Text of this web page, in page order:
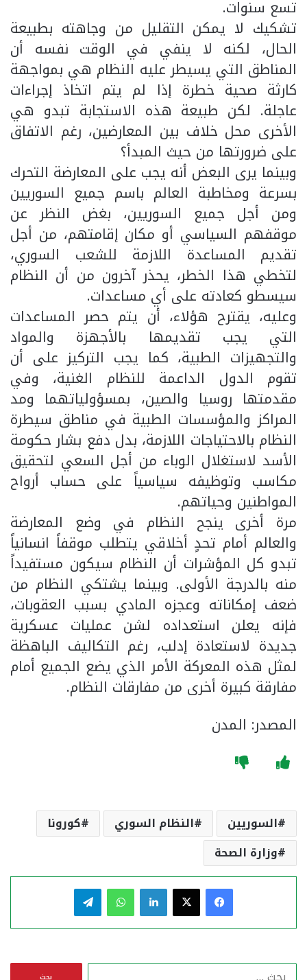
تسع سنوات.
تشكيك لا يمكن التقليل من وجاهته بطبيعة
الحال، لكنه لا ينفي في الوقت نفسه أن
المناطق التي يسيطر عليه النظام هي بمواجهة
كارثة صحية خطرة إذا لم يتم اتخاذ إجراءات
عاجلة. لكن طبيعة هذه الاستجابة تبدو هي
الأخرى محل خلاف بين المعارضين، رغم الاتفاق
على ضرورتها من حيث المبدأ؟
وبينما يرى البعض أنه يجب على المعارضة التحرك
بسرعة ومخاطبة العالم باسم جميع السوريين
ومن أجل جميع السوريين، بغض النظر عن
موقفهم السياسي أو مكان إقامتهم، من أجل
تقديم المساعدة اللازمة للشعب السوري،
لتخطي هذا الخطر، يحذر آخرون من أن النظام
سيسطو كعادته على أي مساعدات.
وعليه، يقترح هؤلاء، أن يتم حصر المساعدات
التي يجب تقديمها بالأجهزة والمواد
والتجهيزات الطبية، كما يجب التركيز على أن
تقوم الدول الداعمة للنظام الغنية، وفي
مقدمتها روسيا والصين، بمسؤولياتهما ومد
المراكز والمؤسسات الطبية في مناطق سيطرة
النظام بالاحتياجات اللازمة، بدل دفع بشار حكومة
الأسد لاستغلال الوباء من أجل السعي لتحقيق
مكاسب وتوظيفه سياسياً على حساب أرواح
المواطنين وحياتهم.
مرة أخرى ينجح النظام في وضع المعارضة
والعالم أمام تحدٍ أخلاقي يتطلب موقفاً انسانياً
تبدو كل المؤشرات أن النظام سيكون مستفيداً
منه بالدرجة الأولى. وبينما يشتكي النظام من
ضعف إمكاناته وعجزه المادي بسبب العقوبات،
فإنه يعلن استعداده لشن عمليات عسكرية
جديدة لاستعادة إدلب، رغم التكاليف الباهظة
لمثل هذه المعركة الأمر الذي يضع الجميع أمام
مفارقة كبيرة أخرى من مفارقات النظام.
المصدر: المدن
السوريين النظام السوري
كورونا
وزارة الصحة
فيسبوك لينكدإن واتساب